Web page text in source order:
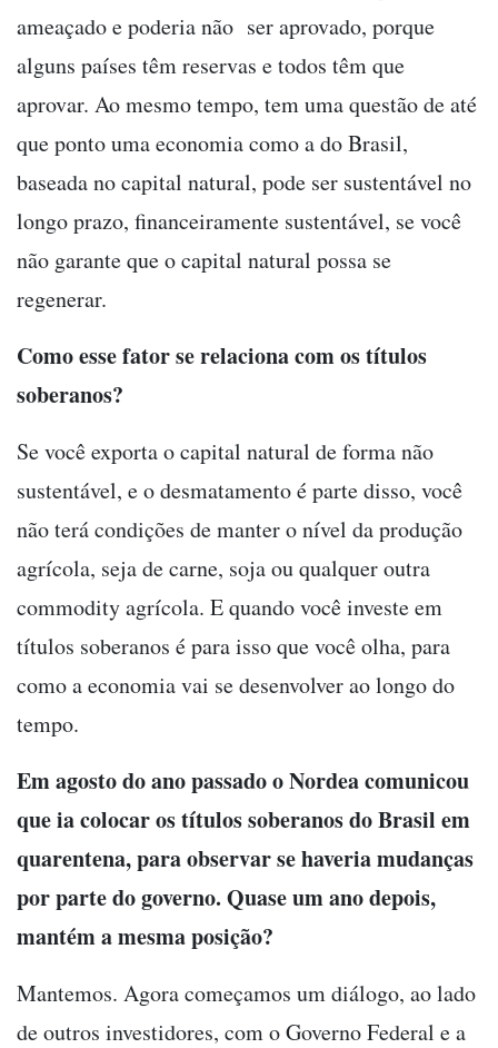
ameaçado e poderia não ser aprovado, porque
alguns países têm reservas e todos têm que
aprovar. Ao mesmo tempo, tem uma questão de até
que ponto uma economia como a do Brasil,
baseada no capital natural, pode ser sustentável no
longo prazo, financeiramente sustentável, se você
não garante que o capital natural possa se
regenerar.
Como esse fator se relaciona com os títulos
soberanos?
Se você exporta o capital natural de forma não
sustentável, e o desmatamento é parte disso, você
não terá condições de manter o nível da produção
agrícola, seja de carne, soja ou qualquer outra
commodity agrícola. E quando você investe em
títulos soberanos é para isso que você olha, para
como a economia vai se desenvolver ao longo do
tempo.
Em agosto do ano passado o Nordea comunicou
que ia colocar os títulos soberanos do Brasil em
quarentena, para observar se haveria mudanças
por parte do governo. Quase um ano depois,
mantém a mesma posição?
Mantemos. Agora começamos um diálogo, ao lado
de outros investidores, com o Governo Federal e a